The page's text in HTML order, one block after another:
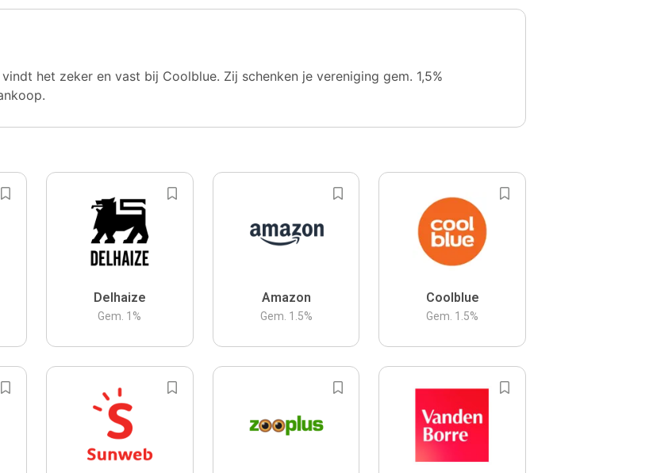
het zeker en vast bij Coolblue. Zij schenken je vereniging gem. 1,5%
Delhaize
Gem. 1 %
Amazon
Gem. 1.5%
Coolblue
Gem. 1.5%